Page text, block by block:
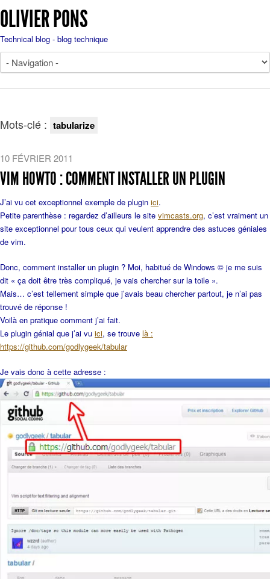
OLIVIER PONS
Technical blog - blog technique
Mots-clé : tabularize
10 FÉVRIER 2011
VIM HOWTO : COMMENT INSTALLER UN PLUGIN
J’ai vu cet exceptionnel exemple de plugin ici.
Petite parenthèse : regardez d’ailleurs le site vimcasts.org, c’est vraiment un
site exceptionnel pour tous ceux qui veulent apprendre des astuces géniales
de vim.
Donc, comment installer un plugin ? Moi, habitué de Windows © je me suis
dit « ça doit être très compliqué, je vais chercher sur la toile ».
Mais… c’est tellement simple que j’avais beau chercher partout, je n’ai pas
trouvé de réponse !
Voilà en pratique comment j’ai fait.
Le plugin génial que j’ai vu ici, se trouve là :
https://github.com/godlygeek/tabular
Je vais donc à cette adresse :